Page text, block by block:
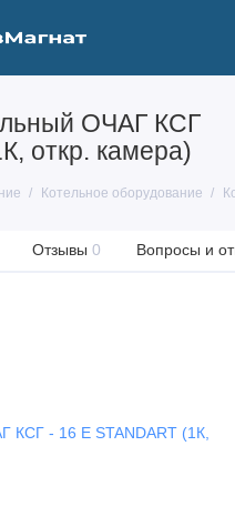
ОЧАГ КСГ
откр. камера)
Котельное оборудование
Отзывы 0 Вопросы и